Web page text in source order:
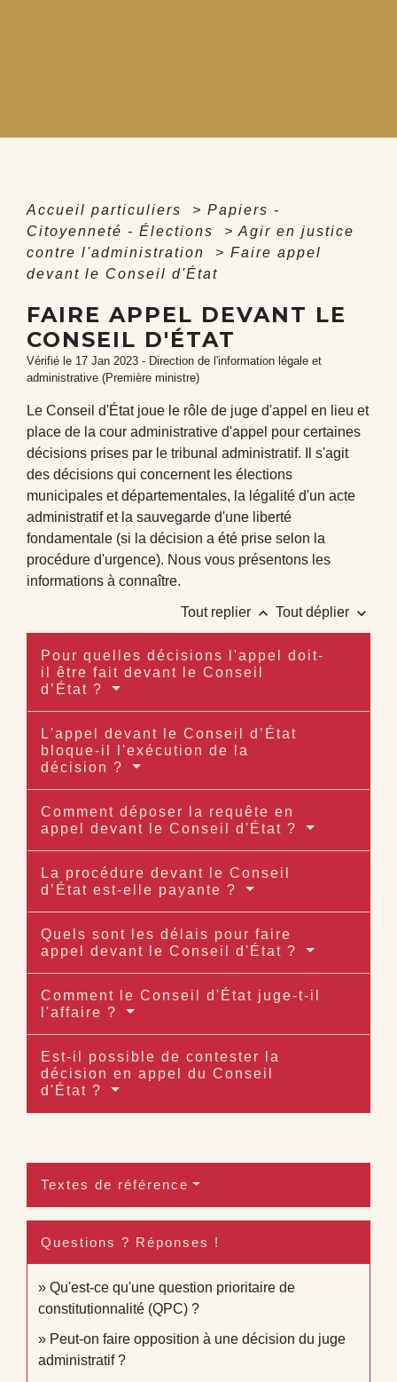
Accueil particuliers > Papiers -
Citoyenneté - Élections
> Agir en justice
contre l'administration
> Faire appel
devant le Conseil d'État
FAIRE APPEL DEVANT LE
CONSEIL D'ÉTAT
Vérifié le 17 Jan 2023 - Direction de l'information légale et
administrative (Première ministre)
Le Conseil d'État joue le rôle de juge d'appel en lieu et
place de la cour administrative d'appel pour certaines
décisions prises par le tribunal administratif. Il s'agit
des décisions qui concernent les élections
municipales et départementales, la légalité d'un acte
administratif et la sauvegarde d'une liberté
fondamentale (si la décision a été prise selon la
procédure d'urgence). Nous vous présentons les
informations à connaître.
Tout replier keyboard_arrow_up Tout déplier keyboard_arrow_down
Pour quelles décisions l'appel doit-
il être fait devant le Conseil
d’État ?
L'appel devant le Conseil d’État
bloque-il l'exécution de la
décision ?
Comment déposer la requête en
appel devant le Conseil d'État ?
La procédure devant le Conseil
d’État est-elle payante ?
Quels sont les délais pour faire
appel devant le Conseil d'État ?
Comment le Conseil d'État juge-t-il
l'affaire ?
Est-il possible de contester la
décision en appel du Conseil
d'État ?
Textes de référence
Questions ? Réponses !
Qu'est-ce qu'une question prioritaire de
constitutionnalité (QPC) ?
Peut-on faire opposition à une décision du juge
administratif ?